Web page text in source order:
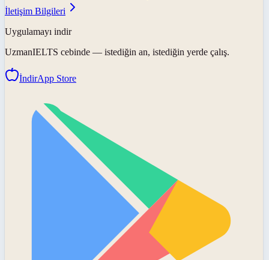
İletişim Bilgileri
Uygulamayı indir
UzmanIELTS cebinde — istediğin an, istediğin yerde çalış.
İndirApp Store